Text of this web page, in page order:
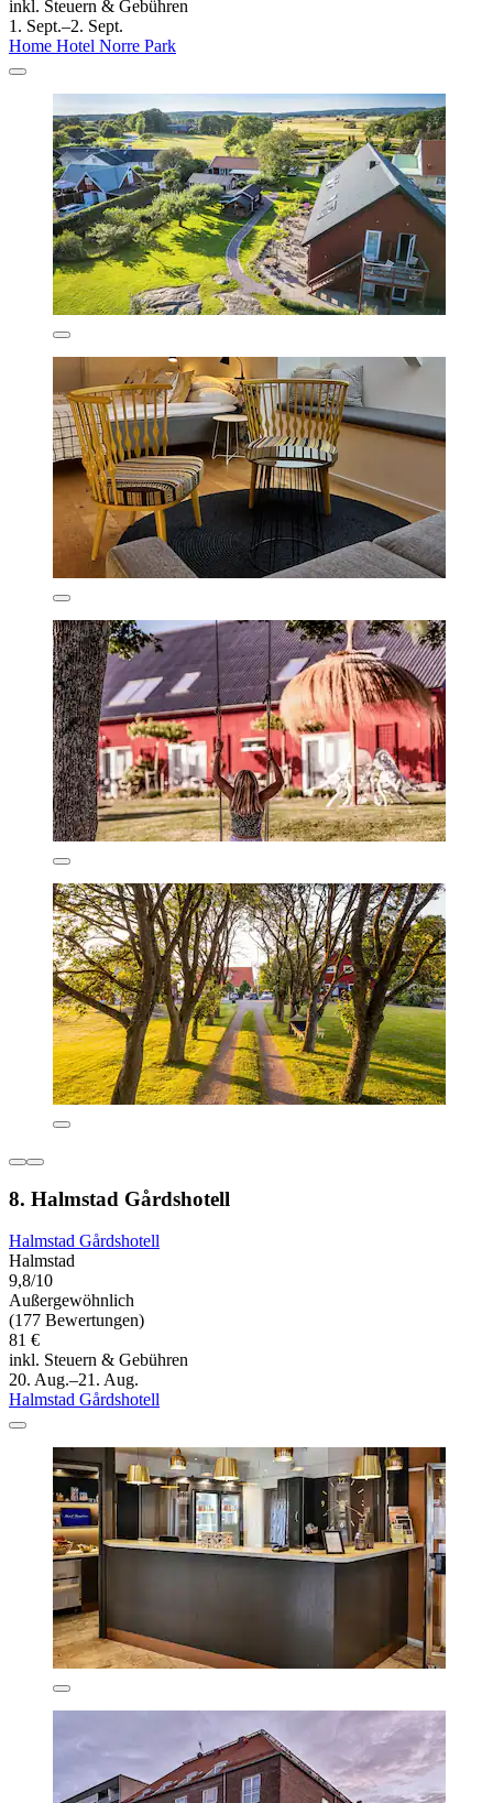
inkl. Steuern & Gebühren
1. Sept.–2. Sept.
Home Hotel Norre Park
8. Halmstad Gårdshotell
Halmstad Gårdshotell
Halmstad
9,8/10
Außergewöhnlich
(177 Bewertungen)
81 €
inkl. Steuern & Gebühren
20. Aug.–21. Aug.
Halmstad Gårdshotell